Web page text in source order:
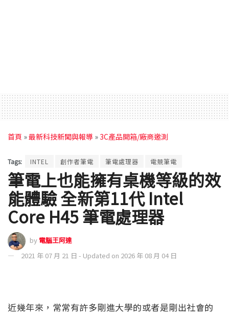
首頁 »最新科技新聞與報導 »3C產品開箱/廠商邀測
Tags: INTEL 創作者筆電 筆電處理器 電競筆電
筆電上也能擁有桌機等級的效
能體驗 全新第11代 Intel
Core H45 筆電處理器
by 電腦王阿達
2021 年 07 月 21 日 - Updated on 2026 年 08 月 04 日
近幾年來，常常有許多剛進大學的或者是剛出社會的